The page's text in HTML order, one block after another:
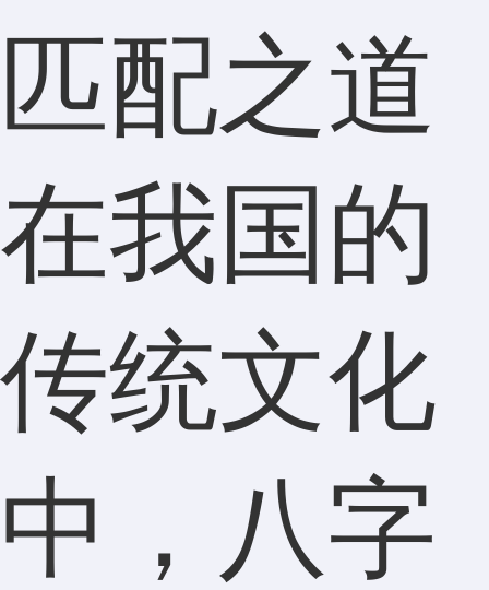
匹配之道
在我国的
传统文化
中，八字